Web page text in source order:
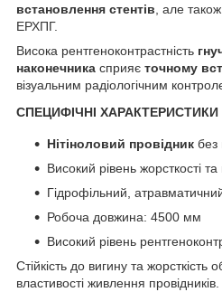
встановлення стентів , але
ЕРХПГ.
Висока рентгеноконтрастність
наконечника сприяє точному
візуальним радіологічним
СПЕЦИФІЧНІ ХАРАКТЕРИСТИКИ
Нітіноловий провідник без
Високий рівень жорсткості та
Гідрофільний,
Робоча довжина: 4500 мм
Високий рівень
Стійкість до вигину та
властивості живлення провідників.